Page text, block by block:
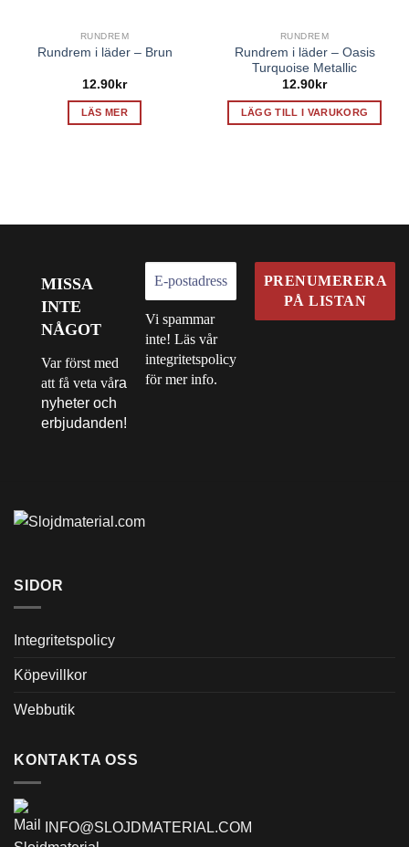
RUNDREM
Rundrem i läder – Brun
12.90 kr
LÄS MER
RUNDREM
Rundrem i läder – Oasis
Turquoise Metallic
12.90 kr
LÄGG TILL I VARUKORG
MISSA
INTE
NÅGOT
Var först med
att få veta våra
nyheter och
erbjudanden!
Vi spammar
inte! Läs vår
integritetspolicy
för mer info.
SIDOR
Integritetspolicy
Köpevillkor
Webbutik
KONTAKTA OSS
INFO@SLOJDMATERIAL.COM